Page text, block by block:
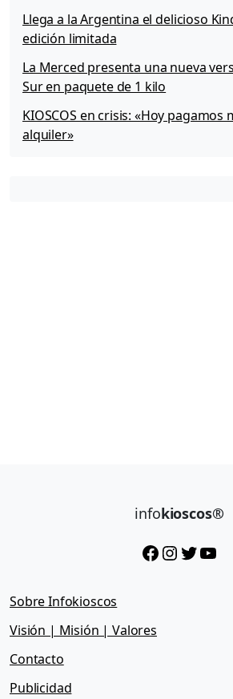
Llega a la Argentina el delicioso
edición limitada
La Merced presenta una nueva
Sur en paquete de 1 kilo
KIOSCOS en crisis: «Hoy pagamos
alquiler»
infokioscos®
Facebook InstagramTwitter YouTube
Sobre Infokioscos
Visión | Misión | Valores
Contacto
Publicidad